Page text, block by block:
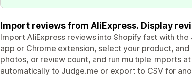
Import reviews from AliExpress. Display
Import AliExpress reviews into Shopify fast with
app or Chrome extension, select your product,
photos, or review count, and run multiple imports
automatically to Judge.me or export to CSV for